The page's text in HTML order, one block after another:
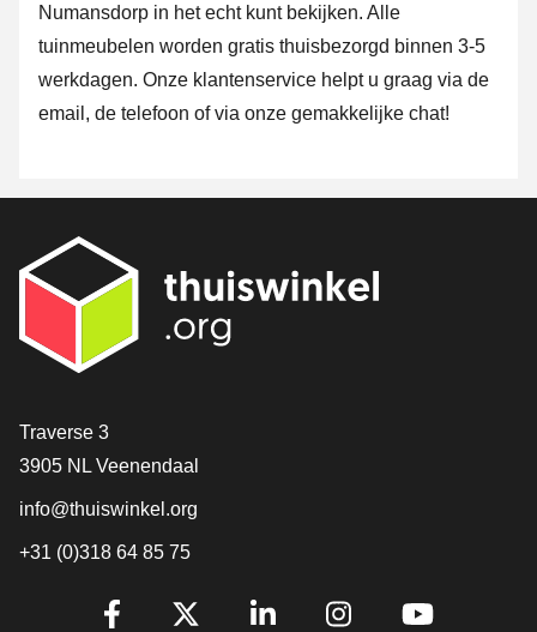
Numansdorp in het echt kunt bekijken. Alle
tuinmeubelen worden gratis thuisbezorgd binnen 3-5
werkdagen. Onze klantenservice helpt u graag via de
email, de telefoon of via onze gemakkelijke chat!
Contact
Traverse 3
3905 NL Veenendaal
info@thuiswinkel.org
+31 (0)318 64 85 75
Volg je ons al?